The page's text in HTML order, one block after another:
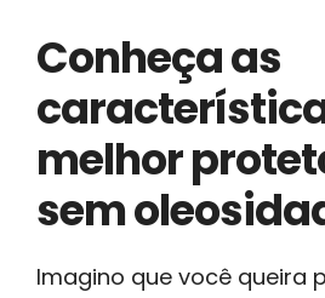
Conheça as
melhor
sem
Imagino que você queira